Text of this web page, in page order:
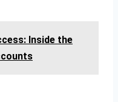
Inside the